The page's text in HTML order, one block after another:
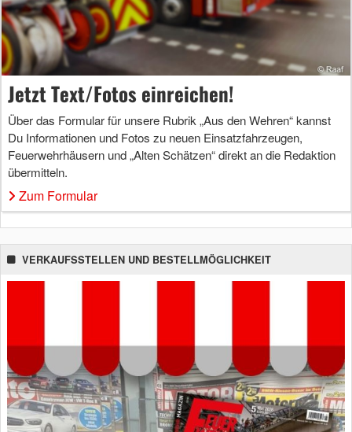
Jetzt Text/Fotos einreichen!
Über das Formular für unsere Rubrik „Aus den Wehren“ kannst
Du Informationen und Fotos zu neuen Einsatzfahrzeugen,
Feuerwehrhäusern und „Alten Schätzen“ direkt an die Redaktion
übermitteln.
Zum Formular
VERKAUFSSTELLEN UND BESTELLMÖGLICHKEIT